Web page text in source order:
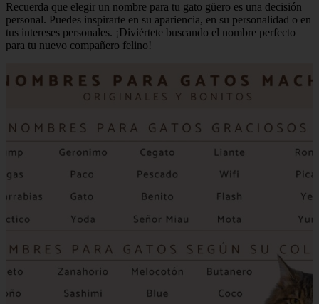
Recuerda que elegir un nombre para tu gato güero es una decisión
personal. Puedes inspirarte en su apariencia, en su personalidad o en
tus intereses personales. ¡Diviértete buscando el nombre perfecto
para tu nuevo compañero felino!